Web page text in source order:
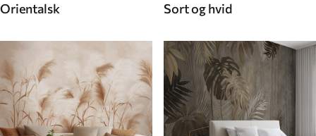
Orientalsk Sort og hvid